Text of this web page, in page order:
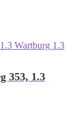
353, 1.3